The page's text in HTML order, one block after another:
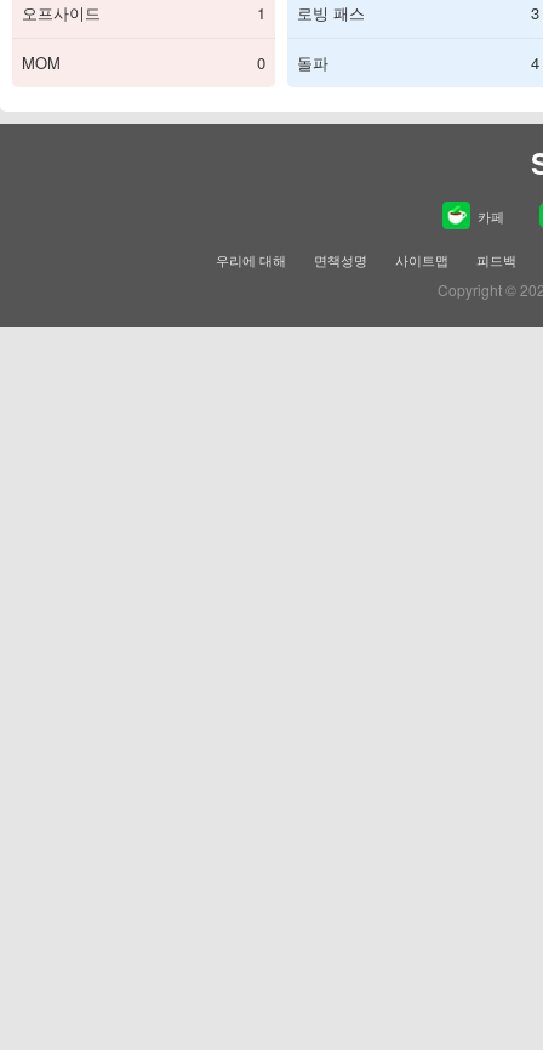
오프사이드 1
MOM 0
로빙 패스 3
돌파 4
카페
우리에 대해 면책성명 사이트맵 피드백
Copyright ©